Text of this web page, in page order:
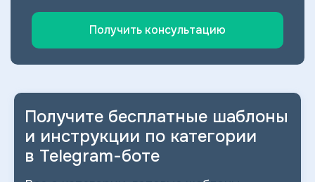
Получить консультацию
Получите бесплатные шаблоны
и инструкции по категории
в Telegram-боте